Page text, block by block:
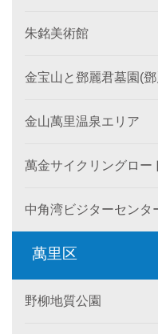
朱銘美術館
金宝山と鄧麗君墓園(
金山萬里温泉エリア
萬金サイクリングロー
中角湾ビジターセンタ
萬里区
野柳地質公園